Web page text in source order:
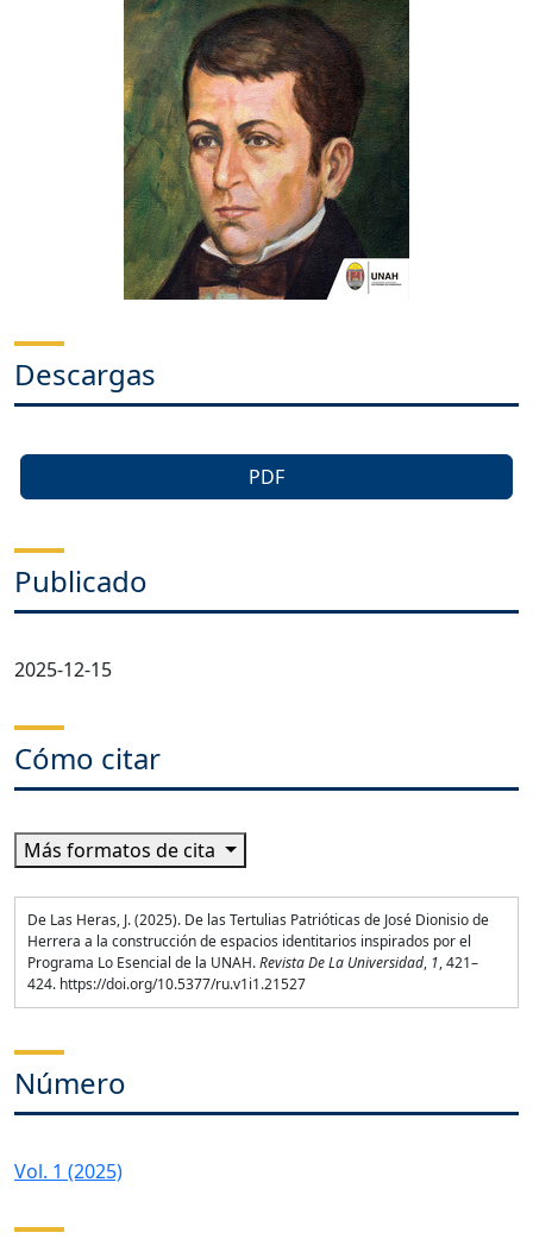
Descargas
PDF
Publicado
2025-12-15
Cómo citar
Más formatos de cita
De Las Heras, J. (2025). De las Tertulias Patrióticas de José Dionisio de
Herrera a la construcción de espacios identitarios inspirados por el
Programa Lo Esencial de la UNAH.Revista De La Universidad, 1, 421–
424. https://doi.org/10.5377/ru.v1i1.21527
Número
Vol. 1 (2025)